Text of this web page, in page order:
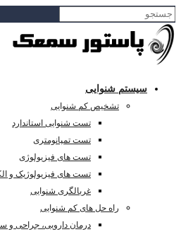
سیستم شنوایی
تشخیص کم شنوایی
تست شنوایی استاندارد
تست تمپانومتری
تست های فیزیولوژی
تست های فیزیولوژیک و
غربالگری شنوایی
راه حل های کم شنوایی
درمان دارویی، جراحی و